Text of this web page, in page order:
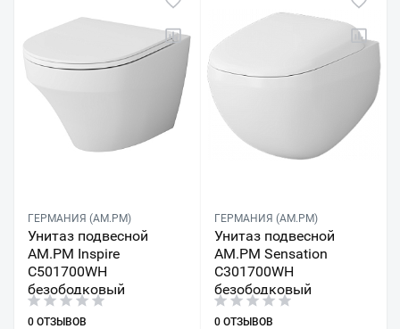
ГЕРМАНИЯ (AM.PM)
Унитаз подвесной
AM.PM Inspire
C501700WH
безободковый
0 ОТЗЫВОВ
ГЕРМАНИЯ (AM.PM)
Унитаз подвесной
AM.PM Sensation
C301700WH
безободковый
0 ОТЗЫВОВ